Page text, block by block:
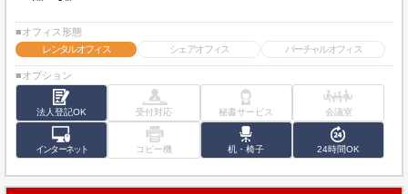
■オフィス形態
レンタルオフィス
シェアオフィス バーチャルオフィス
■オプション
法人登記OK 受付対応 秘書サービス 会議室
インターネット コピー機 机・椅子 24時間OK